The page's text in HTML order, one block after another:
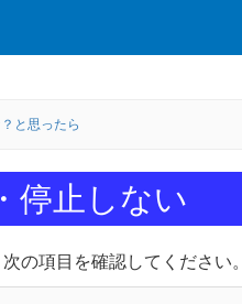
と思ったら
停止しない
の項目を確認してください。